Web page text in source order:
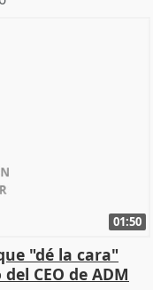
01:50
"dé la cara"
CEO de ADM